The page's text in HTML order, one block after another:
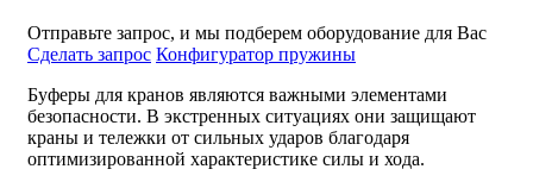
Отправьте запрос, и мы подберем оборудование для Вас
Сделать запрос Конфигуратор пружины
Буферы для кранов являются важными элементами
безопасности. В экстренных ситуациях они защищают
краны и тележки от сильных ударов благодаря
оптимизированной характеристике силы и хода.